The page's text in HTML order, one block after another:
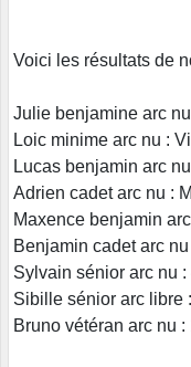
Voici les résultats de
Julie benjamine arc
Loic minime arc nu :
Lucas benjamin arc
Adrien cadet arc nu :
Maxence benjamin
Benjamin cadet arc nu
Sylvain sénior arc nu :
Sibille sénior arc libre
Bruno vétéran arc nu :